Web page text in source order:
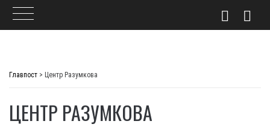
Главпост > Центр Разумкова
ЦЕНТР РАЗУМКОВА